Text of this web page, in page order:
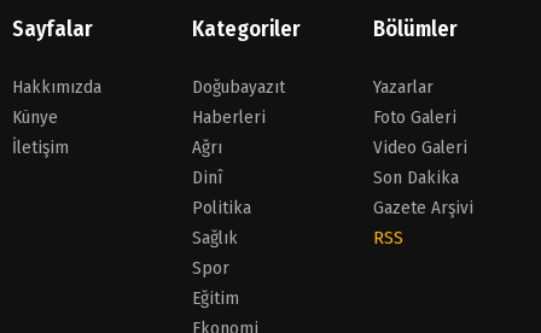
Sayfalar
Hakkımızda
Künye
İletişim
Kategoriler
Doğubayazıt
Haberleri
Ağrı
Dinî
Politika
Sağlık
Spor
Eğitim
Ekonomi
Bölümler
Yazarlar
Foto Galeri
Video Galeri
Son Dakika
Gazete Arşivi
RSS